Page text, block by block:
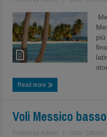
Read more
Voli Messico
Posted by Admin Date: